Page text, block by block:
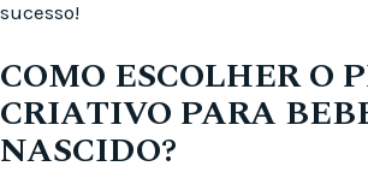
sucesso!
COMO ESCOLHER O
CRIATIVO PARA
NASCIDO?